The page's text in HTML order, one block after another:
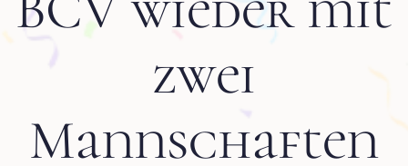
zwei
Mannschaften